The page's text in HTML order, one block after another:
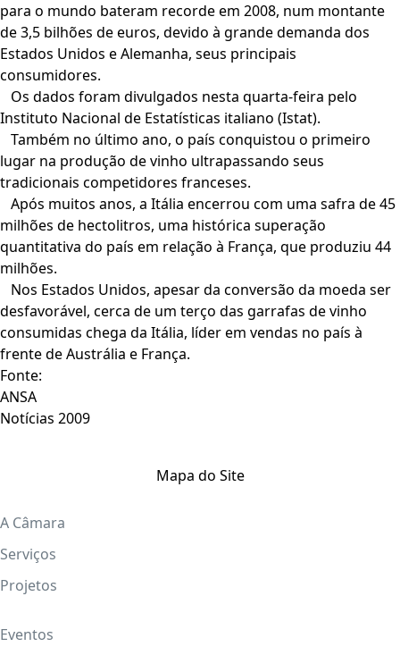
para o mundo bateram recorde em 2008, num montante
de 3,5 bilhões de euros, devido à grande demanda dos
Estados Unidos e Alemanha, seus principais
consumidores.
Os dados foram divulgados nesta quarta-feira pelo
Instituto Nacional de Estatísticas italiano (Istat).
Também no último ano, o país conquistou o primeiro
lugar na produção de vinho ultrapassando seus
tradicionais competidores franceses.
Após muitos anos, a Itália encerrou com uma safra de 45
milhões de hectolitros, uma histórica superação
quantitativa do país em relação à França, que produziu 44
milhões.
Nos Estados Unidos, apesar da conversão da moeda ser
desfavorável, cerca de um terço das garrafas de vinho
consumidas chega da Itália, líder em vendas no país à
frente de Austrália e França.
Fonte:
ANSA
Notícias 2009
Mapa do Site
A Câmara
Serviços
Projetos
Eventos